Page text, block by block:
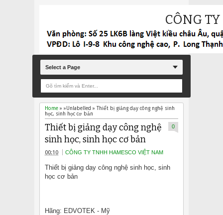
CÔNG
Select a Page
Home » »Unlabelled » Thiết bị giảng dạy công nghệ sinh
học, sinh học cơ bản
Thiết bị giảng dạy công nghệ
sinh học, sinh học cơ bản
00:10 CÔNG TY TNHH HAMESCO VIỆT NAM
0
Thiết bị giảng dạy công nghệ sinh học, sinh
học cơ bản
Hãng: EDVOTEK - Mỹ